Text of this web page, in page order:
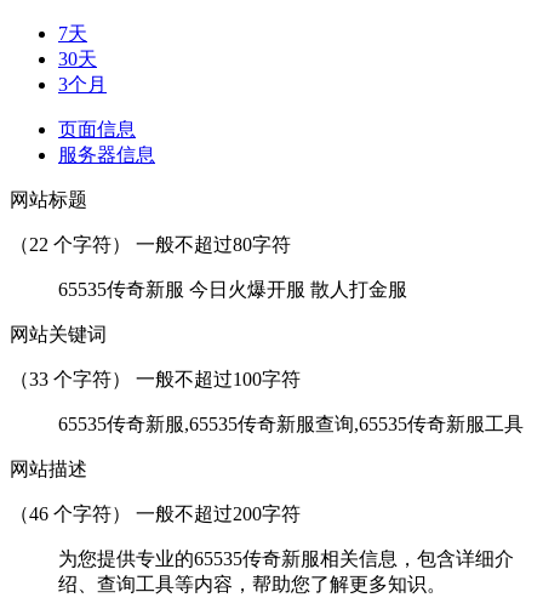
7天
30天
3个月
页面信息
服务器信息
网站标题
（22 个字符） 一般不超过80字符
65535传奇新服 今日火爆开服 散人打金服
网站关键词
（33 个字符） 一般不超过100字符
65535传奇新服,65535传奇新服查询,65535传奇新服工具
网站描述
（46 个字符） 一般不超过200字符
为您提供专业的65535传奇新服相关信息，包含详细介
绍、查询工具等内容，帮助您了解更多知识。